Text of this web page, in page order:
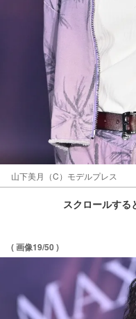
山下美月（C）モデルプレス
スクロールする
( 画像19/50 )